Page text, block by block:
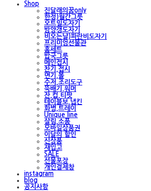
Shop
진달래의꿈only
한정)월간그릇
오트밀도자기
밤양갱도자기
비오는날)파란비도자기
프리미엄선물관
홈세트
밥국그릇
메인접시
찬기,접시
면기,볼
수저,조리도구
뚝배기,워머
잔,컵,티팟
테이블보,냅킨
화병,트레이
Unique line
살림,소품
모바일상품권
이달의 할인
신상품
재입고
SALE
선물포장
개인결제창
instagram
blog
공지사항